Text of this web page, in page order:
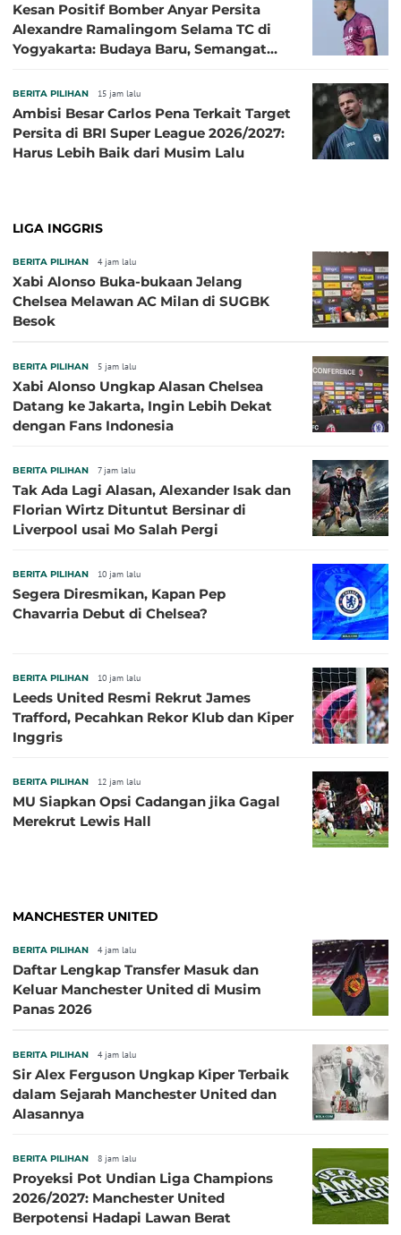
Kesan Positif Bomber Anyar Persita
Alexandre Ramalingom Selama TC di
Yogyakarta: Budaya Baru, Semangat
BERITA PILIHAN 15 jam lalu
Ambisi Besar Carlos Pena Terkait Target
Persita di BRI Super League 2026/2027:
Harus Lebih Baik dari Musim Lalu
LIGA INGGRIS
BERITA PILIHAN 4 jam lalu
Xabi Alonso Buka-bukaan Jelang
Chelsea Melawan AC Milan di SUGBK
Besok
BERITA PILIHAN 5 jam lalu
Xabi Alonso Ungkap Alasan Chelsea
Datang ke Jakarta, Ingin Lebih Dekat
dengan Fans Indonesia
BERITA PILIHAN 7 jam lalu
Tak Ada Lagi Alasan, Alexander Isak dan
Florian Wirtz Dituntut Bersinar di
Liverpool usai Mo Salah Pergi
BERITA PILIHAN 10 jam lalu
Segera Diresmikan, Kapan Pep
Chavarria Debut di Chelsea?
BERITA PILIHAN 10 jam lalu
Leeds United Resmi Rekrut James
Trafford, Pecahkan Rekor Klub dan Kiper
Inggris
BERITA PILIHAN 12 jam lalu
MU Siapkan Opsi Cadangan jika Gagal
Merekrut Lewis Hall
MANCHESTER UNITED
BERITA PILIHAN 4 jam lalu
Daftar Lengkap Transfer Masuk dan
Keluar Manchester United di Musim
Panas 2026
BERITA PILIHAN 4 jam lalu
Sir Alex Ferguson Ungkap Kiper Terbaik
dalam Sejarah Manchester United dan
Alasannya
BERITA PILIHAN 8 jam lalu
Proyeksi Pot Undian Liga Champions
2026/2027: Manchester United
Berpotensi Hadapi Lawan Berat